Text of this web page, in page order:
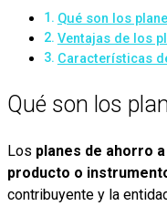
Qué son los
Ventajas de los
Características
Qué son los
Los planes de ahorro
producto o
contribuyente y la